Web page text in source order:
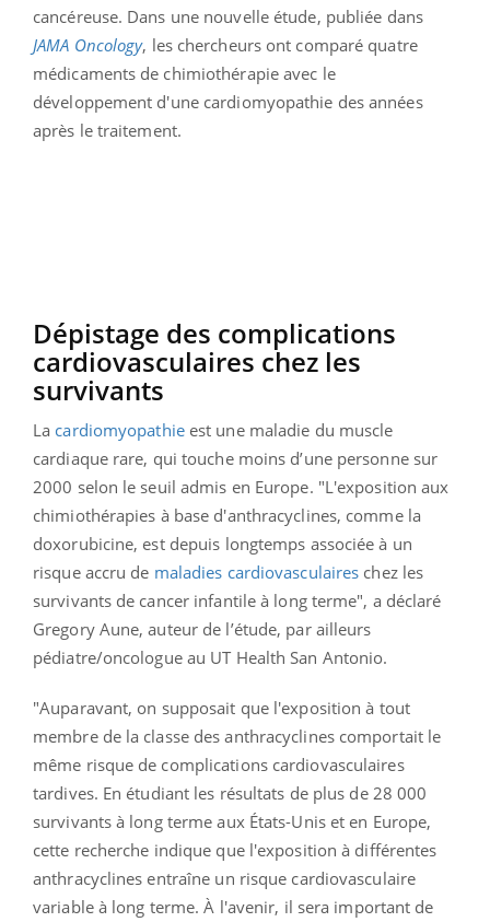
cancéreuse. Dans une nouvelle étude, publiée dans
JAMA Oncology, les chercheurs ont comparé quatre
médicaments de chimiothérapie avec le
développement d'une cardiomyopathie des années
après le traitement.
Dépistage des complications
cardiovasculaires chez les
survivants
La cardiomyopathieest une maladie du muscle
cardiaque rare, qui touche moins d’une personne sur
2000 selon le seuil admis en Europe. "L'exposition aux
chimiothérapies à base d'anthracyclines, comme la
doxorubicine, est depuis longtemps associée à un
risque accru de maladies cardiovasculaires chez les
survivants de cancer infantile à long terme", a déclaré
Gregory Aune, auteur de l’étude, par ailleurs
pédiatre/oncologue au UT Health San Antonio.
"Auparavant, on supposait que l'exposition à tout
membre de la classe des anthracyclines comportait le
même risque de complications cardiovasculaires
tardives. En étudiant les résultats de plus de 28 000
survivants à long terme aux États-Unis et en Europe,
cette recherche indique que l'exposition à différentes
anthracyclines entraîne un risque cardiovasculaire
variable à long terme. À l'avenir, il sera important de